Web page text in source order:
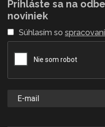
Prihláste sa na
noviniek
Súhlasím so